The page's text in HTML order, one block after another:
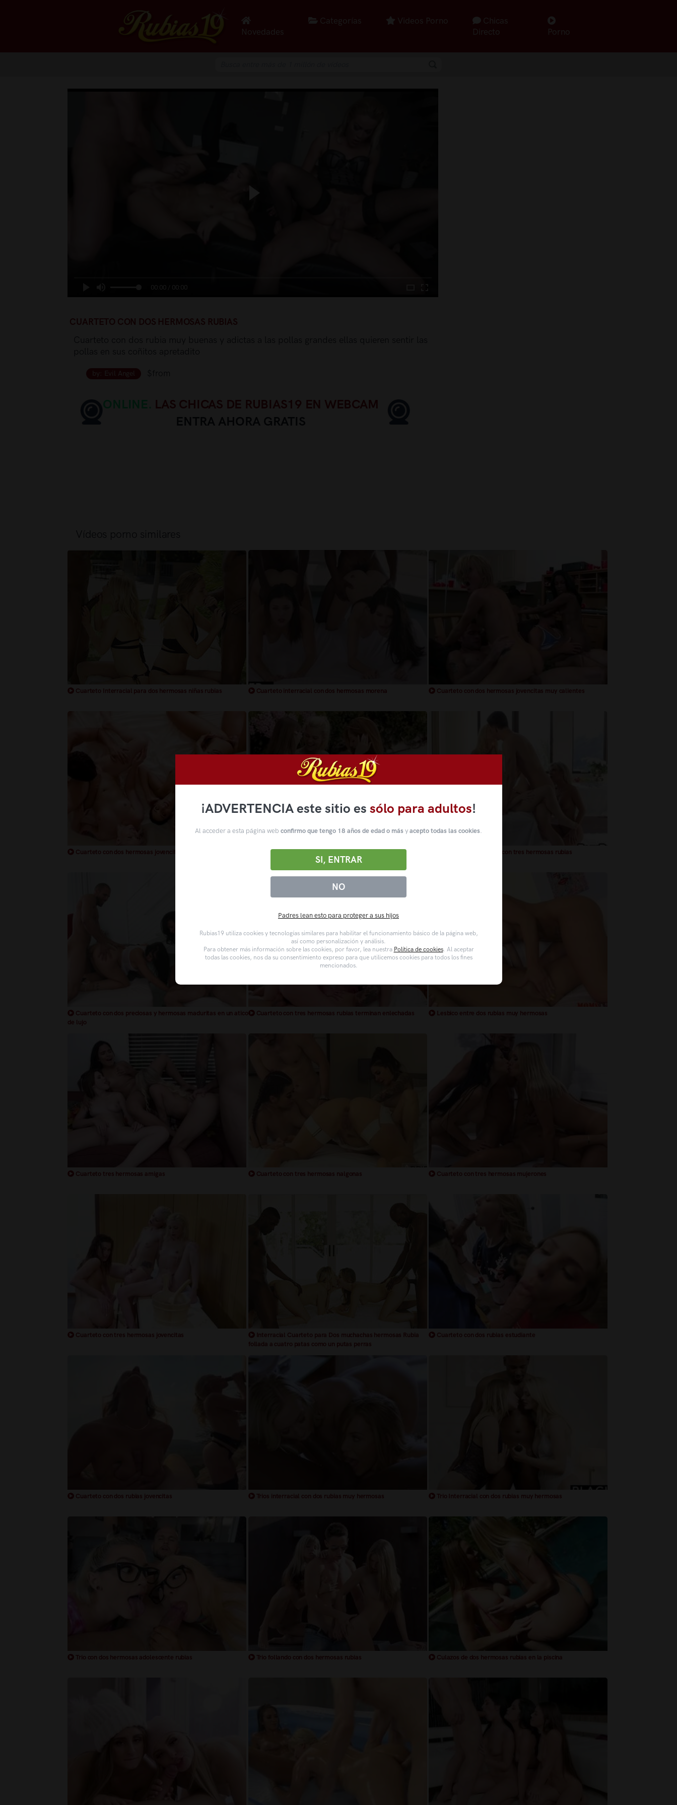
Novedades
Categorías Videos Porno
Chicas
Directo
Porno
00:00 / 00:00
CUARTETO CON DOS HERMOSAS RUBIAS
by: Evil Angel
ONLINE. LAS CHICAS DE RUBIAS19 EN WEBCAM
Cuarteto Interracial para dos hermosas niñas rubias Cuarteto interracial con dos hermosas morena Cuarteto con dos hermosas jovencitas muy calientes
Cuarteto con dos hermosas jovencitas sexo duro Cuarteto con tres rubias muy hermosas xxx Cuarteto espectacular con tres hermosas rubias
Cuarteto con dos preciosas y hermosas maduritas en un atico
de lujo
Cuarteto con tres hermosas rubias terminan enlechadas Lesbico entre dos rubias muy hermosas
Cuarteto tres hermosas amigas Cuarteto con tres hermosas nalgonas Cuarteto con tres hermosas mujerones
Cuarteto con tres hermosas jovencitas
Interracial Cuarteto para Dos muchachas hermosas Rubia
follada a cuatro patas como un putas perras
Cuarteto con dos rubias estudiante
Cuarteto con dos rubias jovencitas Trios interracial con dos rubias muy hermosas Trio Interracial con dos rubias muy hermosas
Trio con dos hermosas adolescente rubias Trio follando con dos hermosas rubias Culazos de dos hermosas rubias en la piscina
¡ADVERTENCIA este sitio es sólo para adultos!
Al acceder a esta página web confirmo que tengo 18 años de edad o más y acepto todas las cookies
NO
SI, ENTRAR
Padres lean esto para proteger a sus hijos
Rubias19 utiliza cookies y tecnologías similares para habilitar el funcionamiento básico de la página web,
así como personalización y análisis.
Para obtener más información sobre las cookies, por favor, lea nuestra Política de cookies. Al aceptar
todas las cookies, nos da su consentimiento expreso para que utilicemos cookies para todos los fines
mencionados.